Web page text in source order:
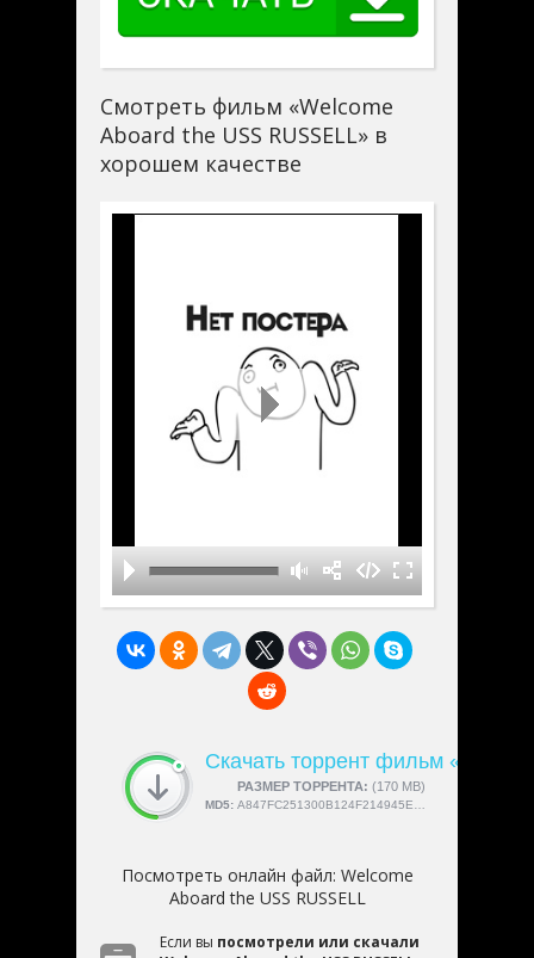
Смотреть фильм «Welcome
Aboard the USS RUSSELL» в
хорошем качестве
Скачать торрент фильм
РАЗМЕР ТОРРЕНТА: (170 MB)
СКАЧАЛИ:4189
MD5: A847FC251300B124F214945EE32A8E0A
Посмотреть онлайн файл: Welcome
Aboard the USS RUSSELL
Если вы посмотрели или скачали